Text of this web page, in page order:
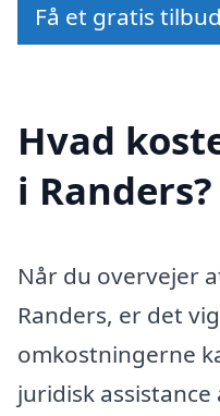
Få et gratis
Hvad
i Randers?
Når du overvejer
Randers, er det
omkostningerne
juridisk